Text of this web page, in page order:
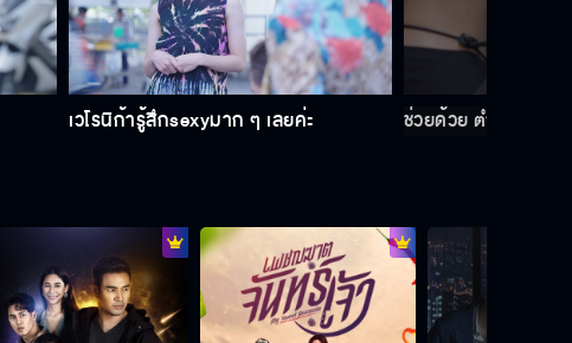
เวโรนิก้ารู้สึกsexyมาก ๆ เลยค่ะ ช่วยด้วย ตำรวจจับน